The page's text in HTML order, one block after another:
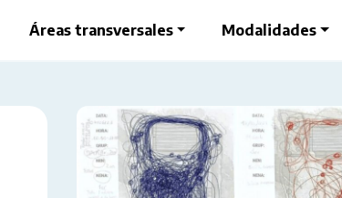
Áreas transversales Modalidades